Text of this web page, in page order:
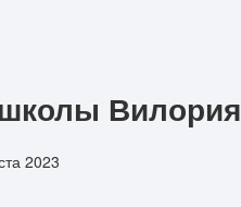
Вилория
2023